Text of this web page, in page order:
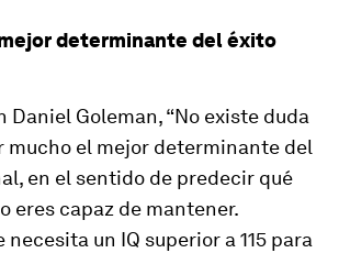
mejor determinante del éxito
Daniel Goleman, “No existe duda
mucho el mejor determinante del
en el sentido de predecir qué
eres capaz de mantener.
un IQ superior a 115 para